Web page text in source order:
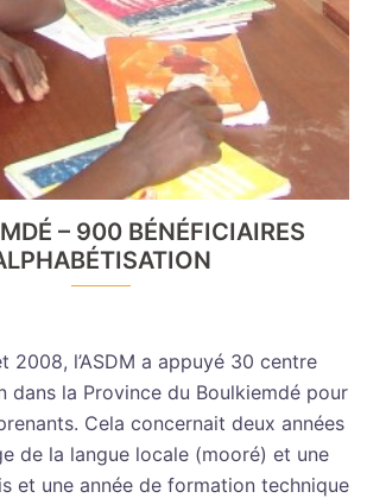
– 900 BÉNÉFICIAIRES
2008, l’ASDM a appuyé 30 centre
dans la Province du Boulkiemdé pour
Cela concernait deux années
de la langue locale (mooré) et une
et une année de formation technique